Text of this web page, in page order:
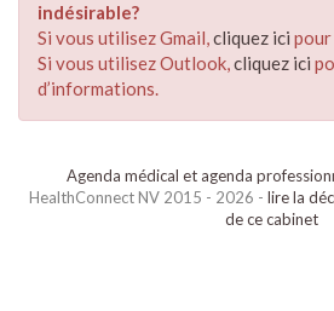
indésirable?
Si vous utilisez Gmail,cliquez ici pour
Si vous utilisez Outlook,cliquez ici
d’informations.
Agenda médical et agenda
HealthConnect NV 2015 - 2026 - lire la
de ce cabinet